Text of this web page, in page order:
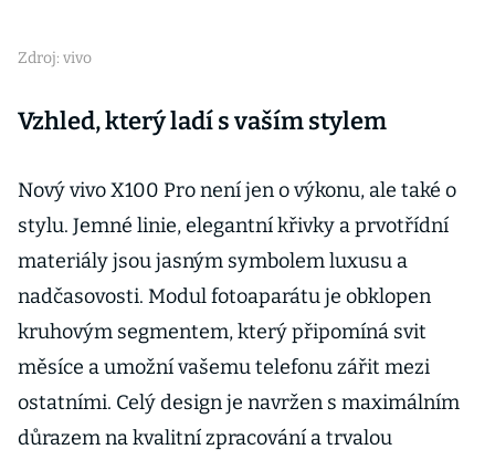
Zdroj: vivo
Vzhled, který ladí s vaším stylem
Nový vivo X100 Pro není jen o výkonu, ale také o
stylu. Jemné linie, elegantní křivky a prvotřídní
materiály jsou jasným symbolem luxusu a
nadčasovosti. Modul fotoaparátu je obklopen
kruhovým segmentem, který připomíná svit
měsíce a umožní vašemu telefonu zářit mezi
ostatními. Celý design je navržen s maximálním
důrazem na kvalitní zpracování a trvalou